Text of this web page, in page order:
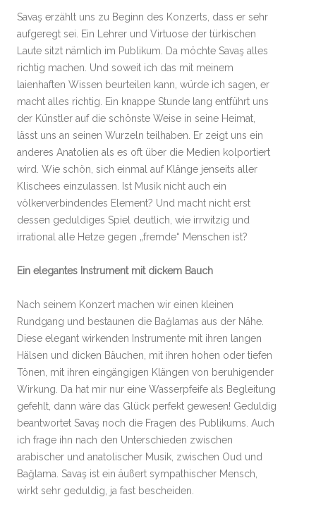
Savaş erzählt uns zu Beginn des Konzerts, dass er sehr
aufgeregt sei. Ein Lehrer und Virtuose der türkischen
Laute sitzt nämlich im Publikum. Da möchte Savaş alles
richtig machen. Und soweit ich das mit meinem
laienhaften Wissen beurteilen kann, würde ich sagen, er
macht alles richtig. Ein knappe Stunde lang entführt uns
der Künstler auf die schönste Weise in seine Heimat,
lässt uns an seinen Wurzeln teilhaben. Er zeigt uns ein
anderes Anatolien als es oft über die Medien kolportiert
wird. Wie schön, sich einmal auf Klänge jenseits aller
Klischees einzulassen. Ist Musik nicht auch ein
völkerverbindendes Element? Und macht nicht erst
dessen geduldiges Spiel deutlich, wie irrwitzig und
irrational alle Hetze gegen „fremde“ Menschen ist?
Ein elegantes Instrument mit dickem Bauch
Nach seinem Konzert machen wir einen kleinen
Rundgang und bestaunen die Bağlamas aus der Nähe.
Diese elegant wirkenden Instrumente mit ihren langen
Hälsen und dicken Bäuchen, mit ihren hohen oder tiefen
Tönen, mit ihren eingängigen Klängen von beruhigender
Wirkung. Da hat mir nur eine Wasserpfeife als Begleitung
gefehlt, dann wäre das Glück perfekt gewesen! Geduldig
beantwortet Savaş noch die Fragen des Publikums. Auch
ich frage ihn nach den Unterschieden zwischen
arabischer und anatolischer Musik, zwischen Oud und
Bağlama. Savaş ist ein äußert sympathischer Mensch,
wirkt sehr geduldig, ja fast bescheiden.